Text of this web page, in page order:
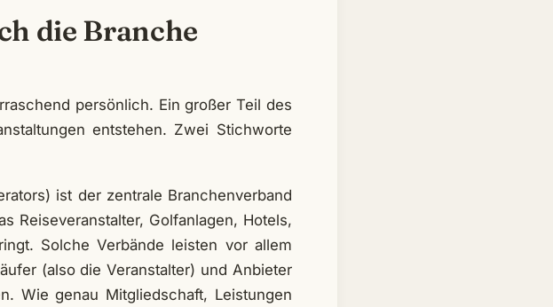
die Branche
persönlich. Ein großer Teil des
entstehen. Zwei Stichworte
ist der zentrale Branchenverband
Reiseveranstalter, Golfanlagen, Hotels,
Solche Verbände leisten vor allem
(also die Veranstalter) und Anbieter
Wie genau Mitgliedschaft, Leistungen